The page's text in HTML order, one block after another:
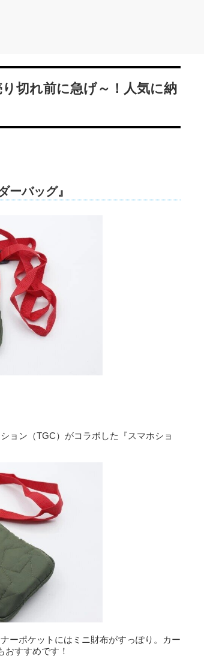
切れ前に急げ～！人気に納
ーバッグ』
ョン（TGC）がコラボした『スマホショ
ーポケットにはミニ財布がすっぽり。カー
おすすめです！